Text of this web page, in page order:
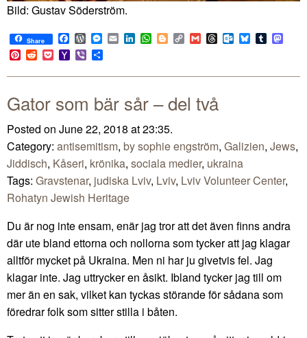
Bild: Gustav Söderström.
Share Facebook
WordPress
Messenger
EmailLinkedIn
WhatsApp
BloggerCopy
Link
GmailThreadsOutlook.com
BlueskyTumblr
Pinterest
RedditPocketYahoo
Mail
Viber
Gator som bär sår – del två
Posted on June 22, 2018 at 23:35.
Category: antisemitism, by sophie engström, Galizien, Jews,
Jiddisch, Kåseri, krönika, sociala medier, ukraina
Tags: Gravstenar, judiska Lviv, Lviv, Lviv Volunteer Center,
Rohatyn Jewish Heritage
Du är nog inte ensam, enär jag tror att det även finns andra
där ute bland ettorna och nollorna som tycker att jag klagar
alltför mycket på Ukraina. Men ni har ju givetvis fel. Jag
klagar inte. Jag uttrycker en åsikt. Ibland tycker jag till om
mer än en sak, vilket kan tyckas störande för sådana som
föredrar folk som sitter stilla i båten.